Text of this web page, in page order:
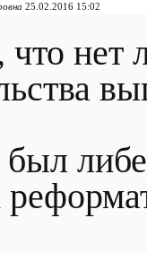
25.02.2016 15:02
что